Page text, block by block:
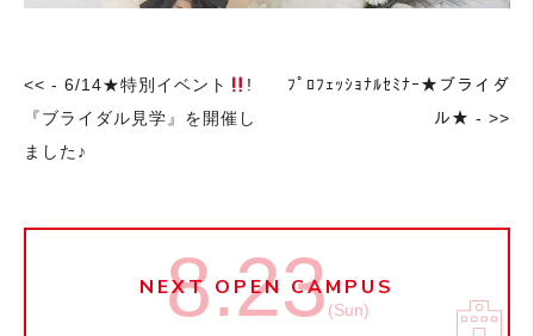
<< - 6/14★特別イベント
!
『ブライダル見学』を開催し
ました♪
ﾌﾟﾛﾌｪｯｼｮﾅﾙｾﾐﾅｰ★ブライダ
ル★ - >>
NEXT OPEN CAMPUS
8.23(Sun)